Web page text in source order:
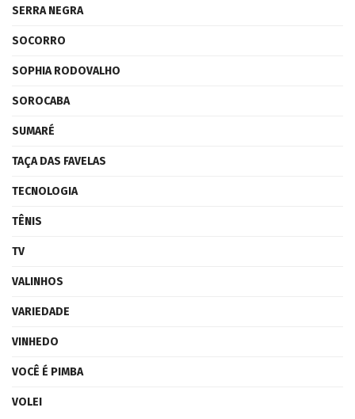
SERRA NEGRA
SOCORRO
SOPHIA RODOVALHO
SOROCABA
SUMARÉ
TAÇA DAS FAVELAS
TECNOLOGIA
TÊNIS
TV
VALINHOS
VARIEDADE
VINHEDO
VOCÊ É PIMBA
VOLEI